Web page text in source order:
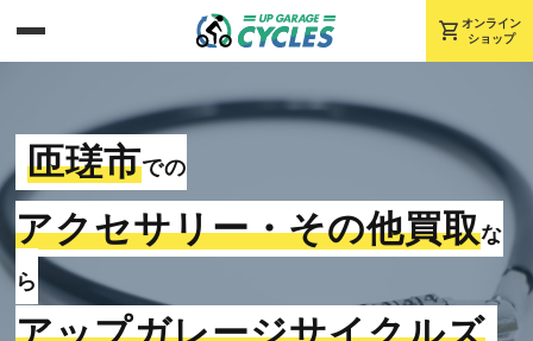
shopping_cart オンライン
ショップ
匝瑳市での
アクセサリー・その他買取な
ら